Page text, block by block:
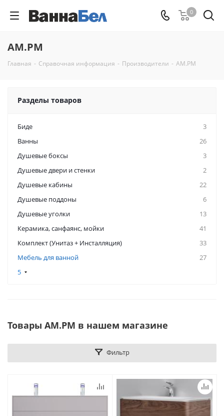
0
AM.PM
Главная - Справочная информация - Производители - AM.PM
Разделы товаров
Биде
3
Ванны
26
Душевые боксы
3
Душевые двери и стенки
2
Душевые кабины
22
Душевые поддоны
6
Душевые уголки
13
Керамикa, санфаянс, мойки
41
Комплект (Унитаз + Инсталляция)
33
Мебель для ванной
27
5
Товары AM.PM в нашем магазине
Фильтр